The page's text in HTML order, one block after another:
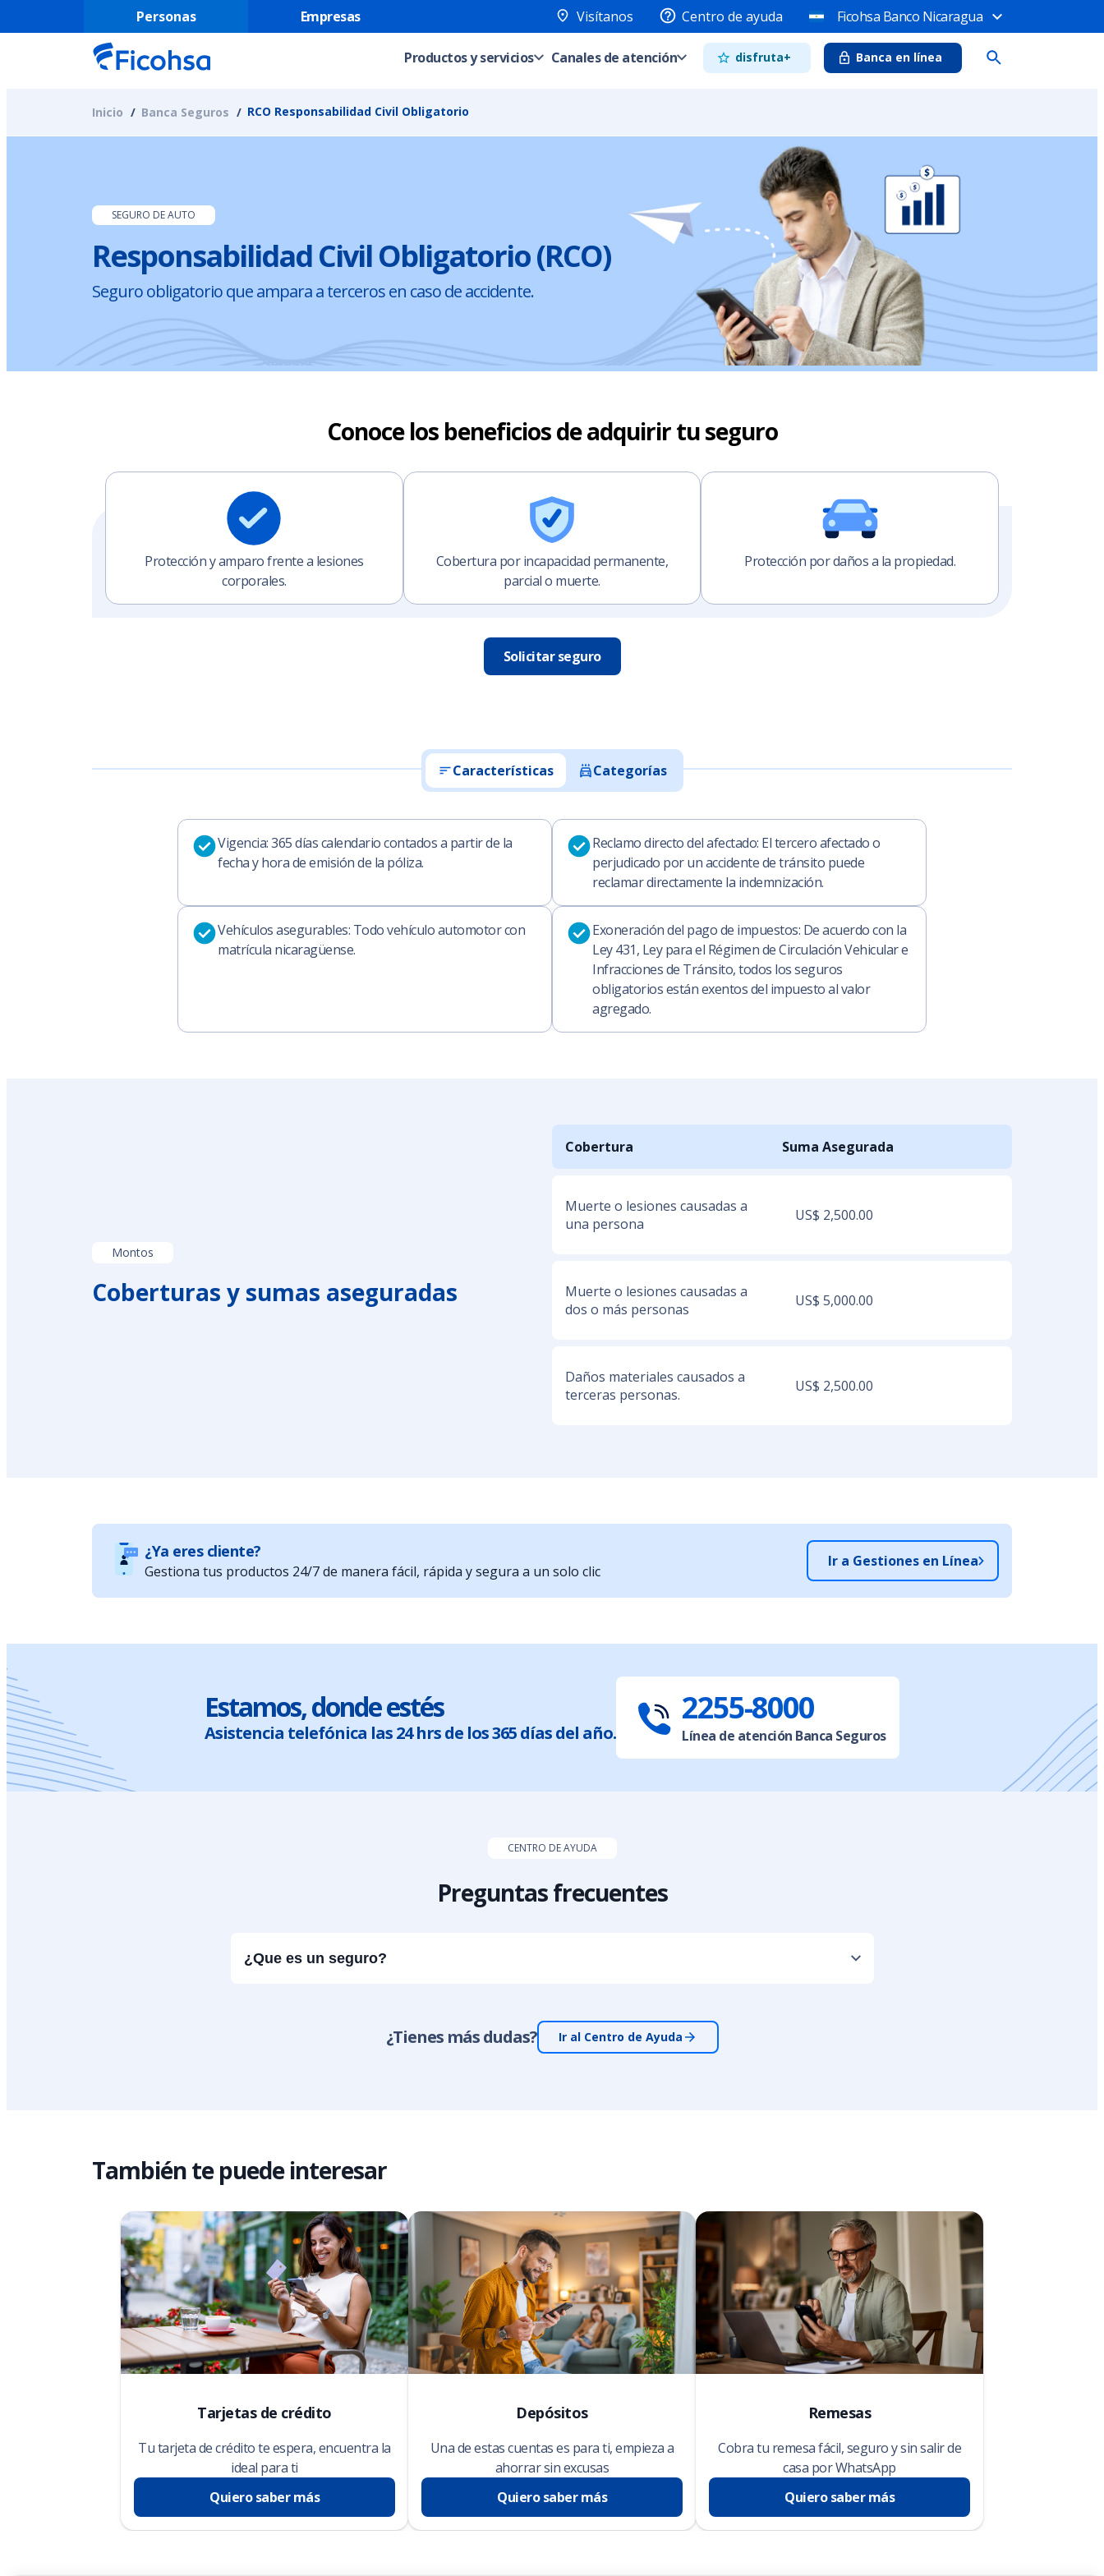
Personas Empresas Visítanos Centro de ayuda Ficohsa Banco Nicaragua
Productos y servicios Canales de atención disfruta+ Banca en línea
Inicio Banca Seguros RCO Responsabilidad Civil Obligatorio
SEGURO DE AUTO
Responsabilidad Civil Obligatorio (RCO)
Seguro obligatorio que ampara a terceros en caso de accidente.
Conoce los beneficios de adquirir tu seguro
Protección y amparo frente a lesiones
corporales.
Cobertura por incapacidad permanente,
parcial o muerte.
Protección por daños a la propiedad.
Solicitar seguro
Características Categorías
Vigencia: 365 días calendario contados a partir de la
fecha y hora de emisión de la póliza.
Reclamo directo del afectado: El tercero afectado o
perjudicado por un accidente de tránsito puede
reclamar directamente la indemnización.
Vehículos asegurables: Todo vehículo automotor con
matrícula nicaragüense.
Exoneración del pago de impuestos: De acuerdo con la
Ley 431, Ley para el Régimen de Circulación Vehicular e
Infracciones de Tránsito, todos los seguros
obligatorios están exentos del impuesto al valor
agregado.
Montos
Coberturas y sumas aseguradas
Cobertura Suma Asegurada
Muerte o lesiones causadas a
una persona
Muerte o lesiones causadas a
dos o más personas
Daños materiales causados a
terceras personas.
US$ 2,500.00
US$ 5,000.00
US$ 2,500.00
¿Ya eres cliente?
Gestiona tus productos 24/7 de manera fácil, rápida y segura a un solo clic
Ir a Gestiones en Línea
Estamos, donde estés
Asistencia telefónica las 24 hrs de los 365 días del año.
2255-8000
Línea de atención Banca Seguros
CENTRO DE AYUDA
Preguntas frecuentes
¿Que es un seguro?
¿Tienes más dudas? Ir al Centro de Ayuda
También te puede interesar
Tarjetas de crédito
Tu tarjeta de crédito te espera, encuentra la
ideal para ti
Quiero saber más
Depósitos
Una de estas cuentas es para ti, empieza a
ahorrar sin excusas
Quiero saber más
Remesas
Cobra tu remesa fácil, seguro y sin salir de
casa por WhatsApp
Quiero saber más